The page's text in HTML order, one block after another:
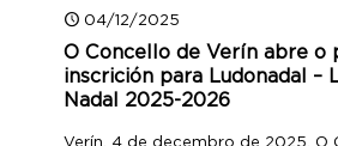
04/12/2025
O Concello de Verín abre o
inscrición para Ludonadal –
Nadal 2025-2026
Verín, 4 de decembro de 2025. O